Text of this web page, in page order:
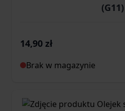
(G11)
14,90 zł
Brak w magazynie